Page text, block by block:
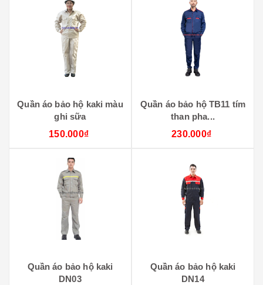
Quần áo bảo hộ kaki màu
ghi sữa
150.000₫
Quần áo bảo hộ TB11 tím
than pha...
230.000₫
Quần áo bảo hộ kaki
DN03
Quần áo bảo hộ kaki
DN14